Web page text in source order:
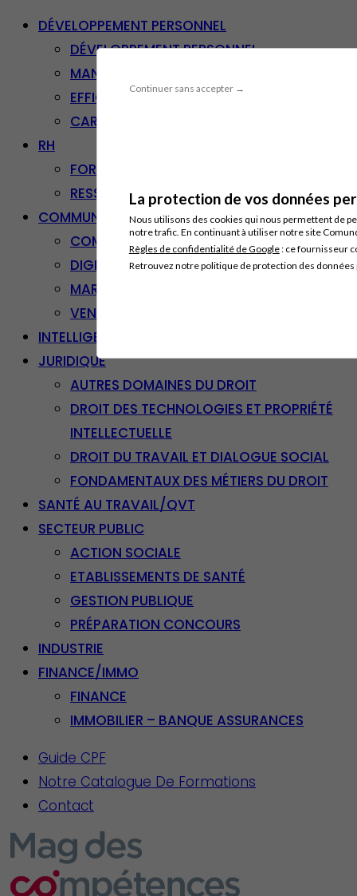
Continuer sans accepter →
La protection de vos données
Nous utilisons des cookies qui nous permettent de
notre trafic. En continuant à utiliser notre site
Règles de confidentialité de Google: ce fournisseur
Retrouvez notre politique de protection des
DÉVELOPPEMENT PERSONNEL
DÉVELOPPEMENT PERSONNEL
MANAGEMENT
EFFICACITÉ PROFESSIONNELLE
CARRIÈRE & RECONVERSION
RH
FORMATION PROFESSIONNELLE
RESSOURCES HUMAINES
COMMUNICATION/DIGITAL
COMMUNICATION
DIGITAL
MARKETING
VENTE – RELATION CLIENT
INTELLIGENCE ARTIFICIELLE
JURIDIQUE
AUTRES DOMAINES DU DROIT
DROIT DES TECHNOLOGIES ET PROPRIÉTÉ
INTELLECTUELLE
DROIT DU TRAVAIL ET DIALOGUE SOCIAL
FONDAMENTAUX DES MÉTIERS DU DROIT
SANTÉ AU TRAVAIL/QVT
SECTEUR PUBLIC
ACTION SOCIALE
ETABLISSEMENTS DE SANTÉ
GESTION PUBLIQUE
PRÉPARATION CONCOURS
INDUSTRIE
FINANCE/IMMO
FINANCE
IMMOBILIER – BANQUE ASSURANCES
Guide CPF
Notre Catalogue De Formations
Contact